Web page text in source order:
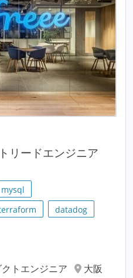
リードエンジニア
mysql
datadog
トエンジニア
大阪